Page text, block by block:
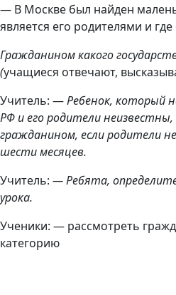
— В Москве был найден
является его родителями и
Гражданином какого
(учащиеся отвечают,
Учитель: —Ребенок, который
РФ и его родители
гражданином, если родители
шести месяцев.
Учитель: — Ребята,
урока.
Ученики: — рассмотреть
категорию